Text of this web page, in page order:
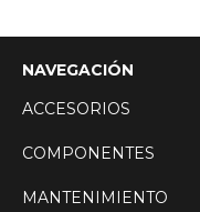
NAVEGACIÓN
ACCESORIOS
COMPONENTES
MANTENIMIENTO